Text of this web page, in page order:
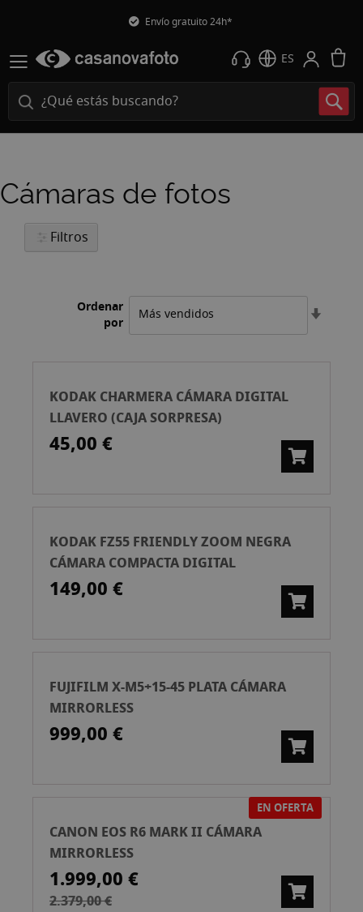
Envío gratuito 24h*
ES
Cámaras de fotos
Filtros
Ordenar
por
KODAK CHARMERA CÁMARA DIGITAL
LLAVERO (CAJA SORPRESA)
45,00 €
KODAK FZ55 FRIENDLY ZOOM NEGRA
CÁMARA COMPACTA DIGITAL
149,00 €
FUJIFILM X-M5+15-45 PLATA CÁMARA
MIRRORLESS
999,00 €
EN OFERTA
CANON EOS R6 MARK II CÁMARA
MIRRORLESS
1.999,00 €
2.379,00 €